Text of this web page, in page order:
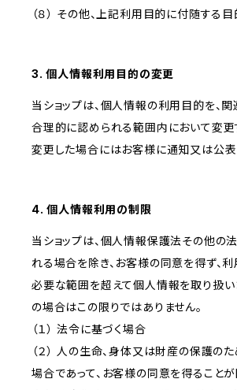
（８） その他、上記利用目的に付随する
3. 個人情報利用目的の変更
当ショップは、個人情報の利用目的を、
合理的に認められる範囲内において変更
変更した場合にはお客様に通知又は公表
4. 個人情報利用の制限
当ショップは、個人情報保護法その他の
れる場合を除き、お客様の同意を得ず、
必要な範囲を超えて個人情報を取り扱い
の場合はこの限りではありません。
（１） 法令に基づく場合
（２） 人の生命、身体又は財産の保護の
場合であって、お客様の同意を得ること